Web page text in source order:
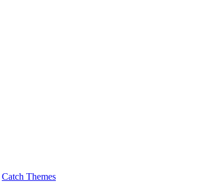
Catch Themes